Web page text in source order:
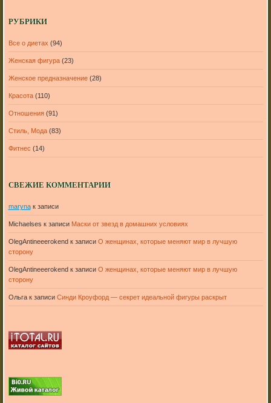
РУБРИКИ
Все о диетах (94)
Женская фигура(23)
Женское предназначение(28)
Красота(110)
Отношения(91)
Стиль, Мода(83)
Фитнес (14)
СВЕЖИЕ КОММЕНТАРИИ
marynaк записи
Michaelses к записи Маски от звезд в домашних условиях
OlegAntineeerokendк записи О женщинах, которые меняют мир в лучшую
сторону
OlegAntineeerokendк записи О женщинах, которые меняют мир в лучшую
сторону
Ольгак записи Синди Кроуфорд — секрет идеальной фигуры раскрыт